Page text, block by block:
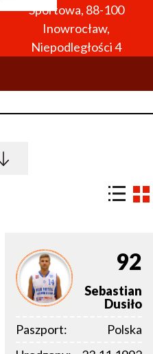
Sportowa, 88-100
Inowrocław,
Niepodległości 4
92
Sebastian
Dusiło
Paszport:
Polska